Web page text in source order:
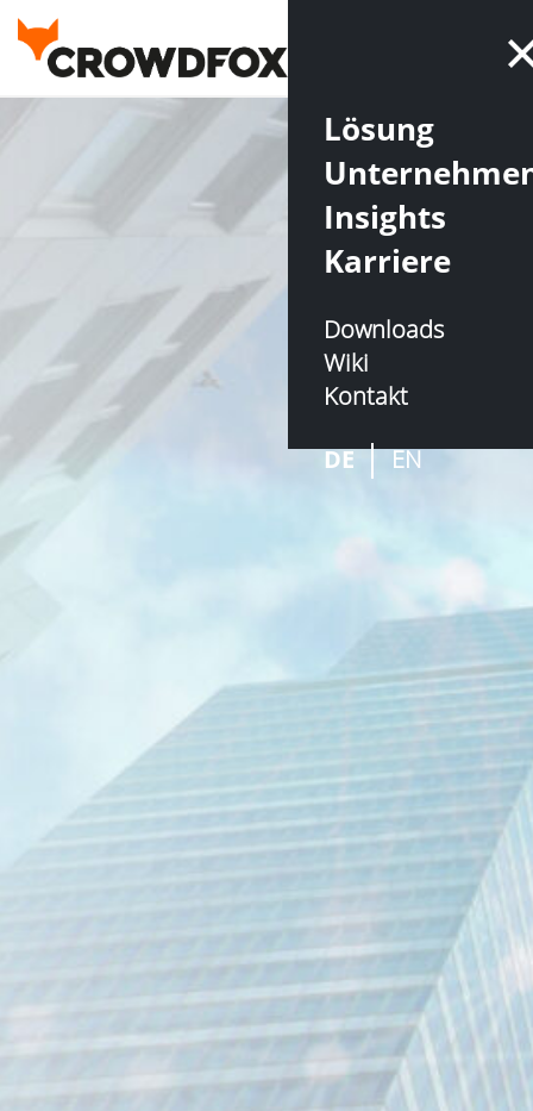
Lösung
Insights
Karriere
Downloads
Wiki
Kontakt
DE
EN